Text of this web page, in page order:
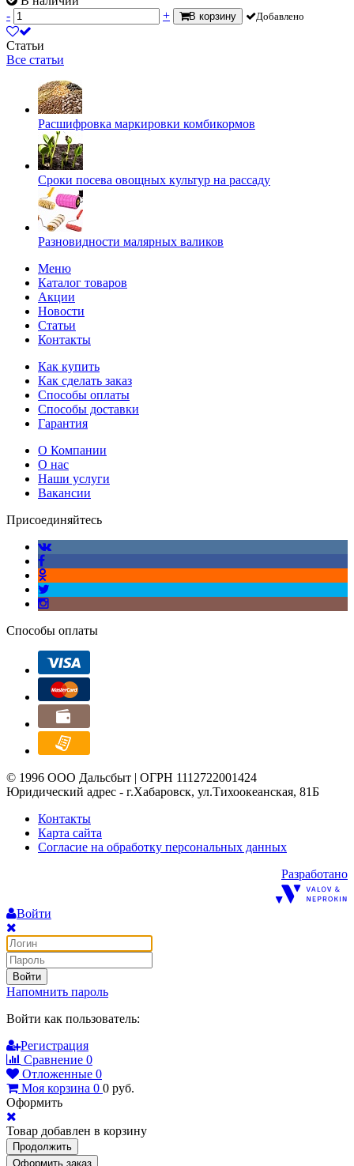
-
+ В корзину Добавлено
Статьи
Все статьи
Расшифровка маркировки комбикормов
Сроки посева овощных культур на рассаду
Разновидности малярных валиков
Меню
Каталог товаров
Акции
Новости
Статьи
Контакты
Как купить
Как сделать заказ
Способы оплаты
Способы доставки
Гарантия
О Компании
О нас
Наши услуги
Вакансии
Присоединяйтесь
Способы оплаты
© 1996 ООО Дальсбыт | ОГРН 1112722001424
Юридический адрес - г.Хабаровск, ул.Тихоокеанская, 81Б
Контакты
Карта сайта
Согласие на обработку персональных данных
Разработано
Войти
Войти
Напомнить пароль
Войти как пользователь:
Регистрация
Сравнение 0
Отложенные 0
Моя корзина 0 0 руб.
Оформить
Товар добавлен в корзину
Продолжить
Оформить заказ